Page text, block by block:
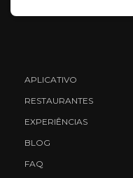
APLICATIVO
RESTAURANTES
EXPERIÊNCIAS
BLOG
FAQ